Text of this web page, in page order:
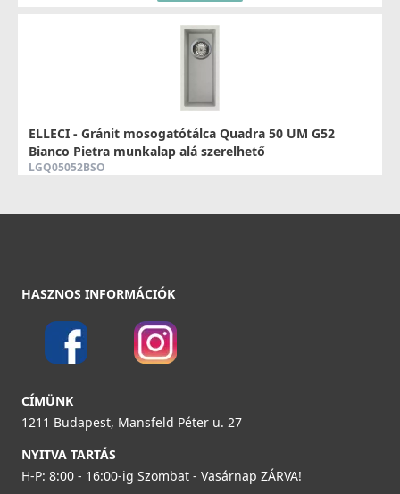
ELLECI - Gyümölcsmosó kosár műanyag 418 Fekete
19 990 Ft
ELLECI - ANP13000 négyzetes szűrő - Kifutó termék!
ANP13000
5 490 Ft
Részletek
ELLECI - Gránit mosogatótálca Quadra 50 UM G52
Bianco Pietra munkalap alá szerelhető
LGQ05052BSO
99 990 Ft
HASZNOS INFORMÁCIÓK
CÍMÜNK
1211 Budapest, Mansfeld Péter u. 27
NYITVA TARTÁS
H-P: 8:00 - 16:00-ig Szombat - Vasárnap ZÁRVA!